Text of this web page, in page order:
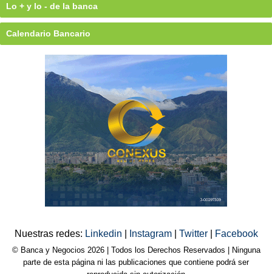
Lo + y lo - de la banca
Calendario Bancario
Nuestras redes: Linkedin Instagram Twitter Facebook
© Banca y Negocios 2026 | Todos los Derechos Reservados | Ninguna
parte de esta página ni las publicaciones que contiene podrá ser